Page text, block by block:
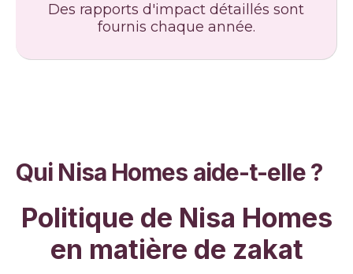
Des rapports d'impact détaillés sont
fournis chaque année.
Qui Nisa Homes aide-t-elle ?
Politique de Nisa Homes
en matière de zakat